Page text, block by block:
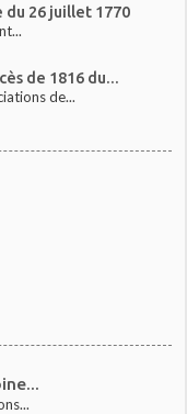
du 26 juillet 1770
de 1816 du...
de...